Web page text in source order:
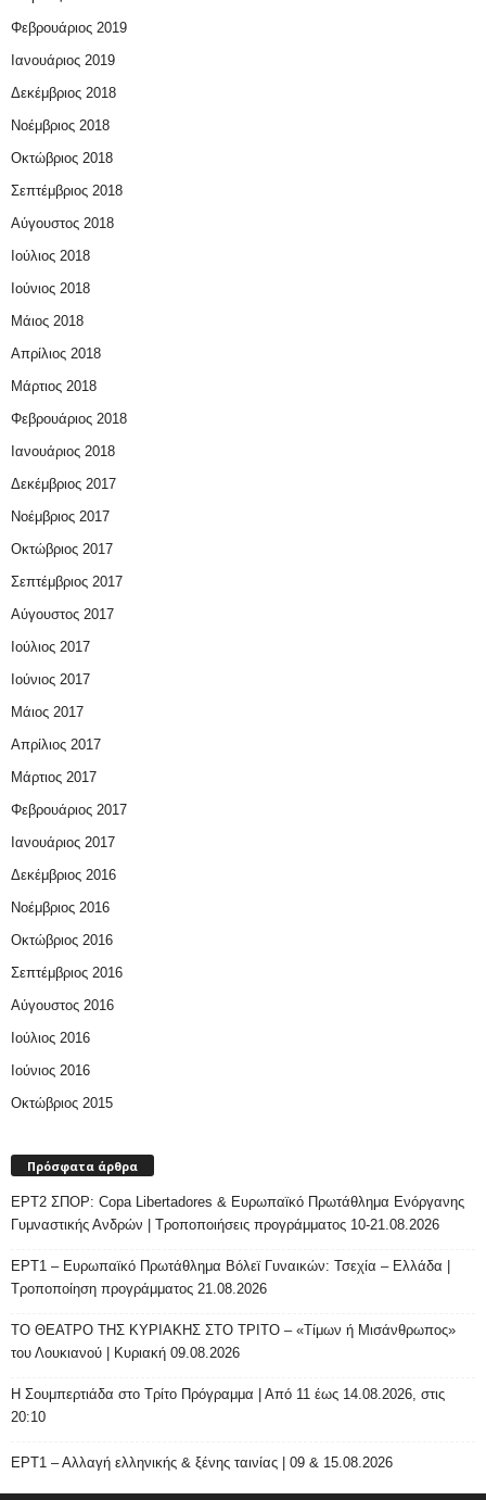
Φεβρουάριος 2019
Ιανουάριος 2019
Δεκέμβριος 2018
Νοέμβριος 2018
Οκτώβριος 2018
Σεπτέμβριος 2018
Αύγουστος 2018
Ιούλιος 2018
Ιούνιος 2018
Μάιος 2018
Απρίλιος 2018
Μάρτιος 2018
Φεβρουάριος 2018
Ιανουάριος 2018
Δεκέμβριος 2017
Νοέμβριος 2017
Οκτώβριος 2017
Σεπτέμβριος 2017
Αύγουστος 2017
Ιούλιος 2017
Ιούνιος 2017
Μάιος 2017
Απρίλιος 2017
Μάρτιος 2017
Φεβρουάριος 2017
Ιανουάριος 2017
Δεκέμβριος 2016
Νοέμβριος 2016
Οκτώβριος 2016
Σεπτέμβριος 2016
Αύγουστος 2016
Ιούλιος 2016
Ιούνιος 2016
Οκτώβριος 2015
Πρόσφατα άρθρα
ΕΡΤ2 ΣΠΟΡ: Copa Libertadores & Ευρωπαϊκό Πρωτάθλημα Ενόργανης
Γυμναστικής Ανδρών | Τροποποιήσεις προγράμματος 10-21.08.2026
ΕΡΤ1 – Ευρωπαϊκό Πρωτάθλημα Βόλεϊ Γυναικών: Τσεχία – Ελλάδα |
Τροποποίηση προγράμματος 21.08.2026
ΤΟ ΘΕΑΤΡΟ ΤΗΣ ΚΥΡΙΑΚΗΣ ΣΤΟ ΤΡΙΤΟ – «Τίμων ή Μισάνθρωπος»
του Λουκιανού | Κυριακή 09.08.2026
H Σουμπερτιάδα στο Τρίτο Πρόγραμμα | Από 11 έως 14.08.2026, στις
20:10
ΕΡΤ1 – Αλλαγή ελληνικής & ξένης ταινίας | 09 & 15.08.2026